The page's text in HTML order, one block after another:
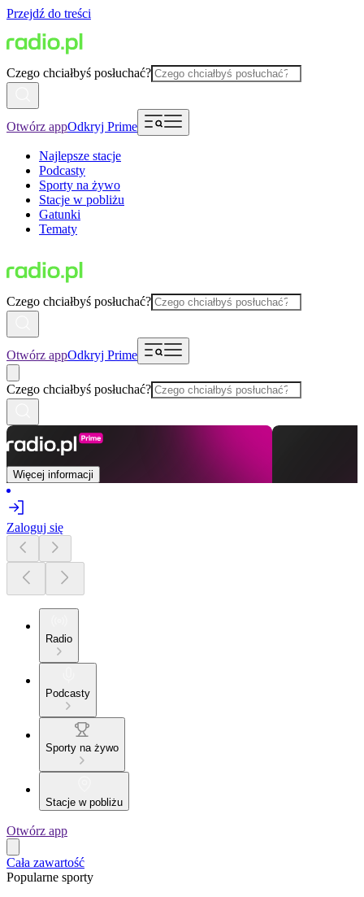
Przejdź do treści
Czego chciałbyś posłuchać?
Otwórz appOdkryj Prime
Najlepsze stacje
Podcasty
Sporty na żywo
Stacje w pobliżu
Gatunki
Tematy
Czego chciałbyś posłuchać?
Otwórz appOdkryj Prime
Czego chciałbyś posłuchać?
Więcej informacji
Zaloguj się
Radio
Podcasty
Sporty na żywo
Stacje w pobliżu
Otwórz app
Cała zawartość
Popularne sporty